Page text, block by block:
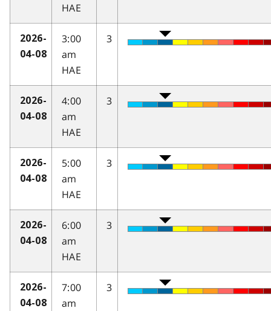
HAE
2026-
04-08
3:00
am
HAE
3
2026-
04-08
4:00
am
HAE
3
2026-
04-08
5:00
am
HAE
3
2026-
04-08
6:00
am
HAE
3
2026-
04-08
7:00
am
3